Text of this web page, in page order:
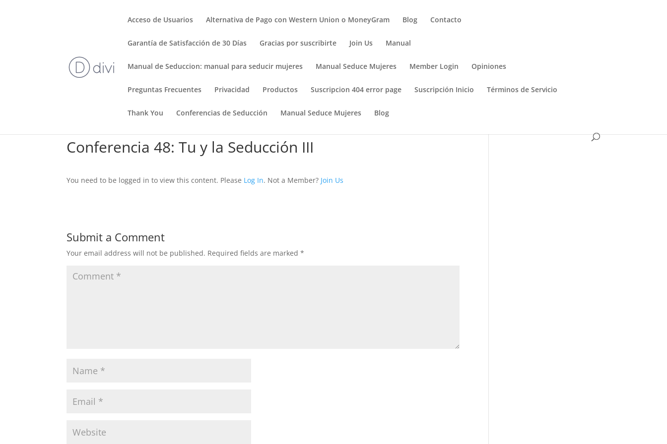
Acceso de Usuarios Alternativa de Pago con Western Union o MoneyGram Blog Contacto
Garantía de Satisfacción de 30 Días Gracias por suscribirte Join Us Manual
Manual de Seduccion: manual para seducir mujeres Manual Seduce Mujeres Member Login Opiniones
Preguntas Frecuentes Privacidad Productos Suscripcion 404 error page Suscripción Inicio Términos de Servicio
Thank You Conferencias de Seducción Manual Seduce Mujeres Blog
Conferencia 48: Tu y la Seducción III
You need to be logged in to view this content. Please Log In. Not a Member? Join Us
Submit a Comment
Your email address will not be published. Required fields are marked*